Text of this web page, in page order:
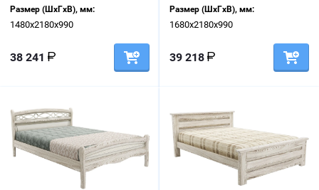
Размер (ШхГхВ), мм:
1480х2180х990
38 241
Размер (ШхГхВ), мм:
1680х2180х990
39 218